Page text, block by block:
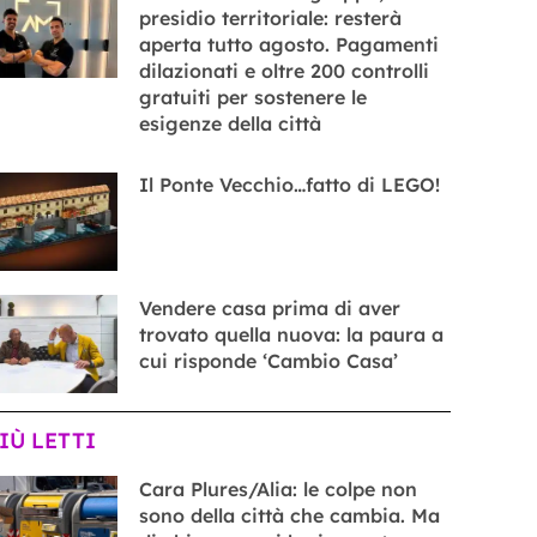
presidio territoriale: resterà
aperta tutto agosto. Pagamenti
dilazionati e oltre 200 controlli
gratuiti per sostenere le
esigenze della città
Il Ponte Vecchio…fatto di LEGO!
Vendere casa prima di aver
trovato quella nuova: la paura a
cui risponde ‘Cambio Casa’
LETTI
Cara Plures/Alia: le colpe non
sono della città che cambia. Ma